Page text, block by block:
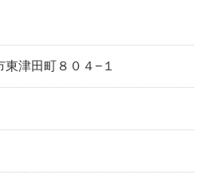
津田町８０４−１